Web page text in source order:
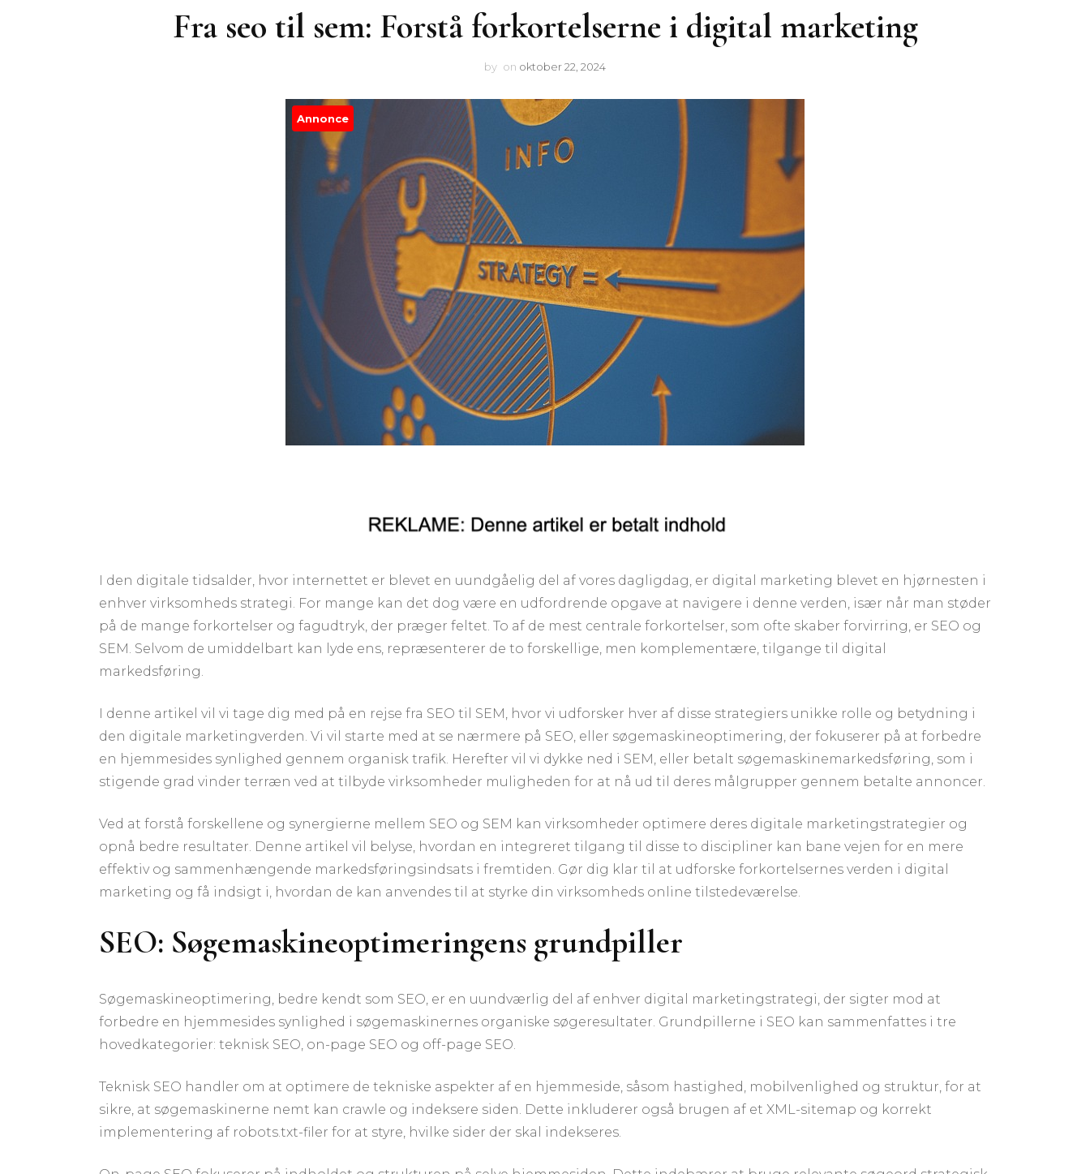
Fra seo til sem: Forstå forkortelserne i digital marketing
by on oktober 22, 2024
Annonce
I den digitale tidsalder, hvor internettet er blevet en uundgåelig del af vores dagligdag, er digital marketing blevet en hjørnesten i
enhver virksomheds strategi. For mange kan det dog være en udfordrende opgave at navigere i denne verden, især når man støder
på de mange forkortelser og fagudtryk, der præger feltet. To af de mest centrale forkortelser, som ofte skaber forvirring, er SEO og
SEM. Selvom de umiddelbart kan lyde ens, repræsenterer de to forskellige, men komplementære, tilgange til digital
markedsføring.
I denne artikel vil vi tage dig med på en rejse fra SEO til SEM, hvor vi udforsker hver af disse strategiers unikke rolle og betydning i
den digitale marketingverden. Vi vil starte med at se nærmere på SEO, eller søgemaskineoptimering, der fokuserer på at forbedre
en hjemmesides synlighed gennem organisk trafik. Herefter vil vi dykke ned i SEM, eller betalt søgemaskinemarkedsføring, som i
stigende grad vinder terræn ved at tilbyde virksomheder muligheden for at nå ud til deres målgrupper gennem betalte annoncer.
Ved at forstå forskellene og synergierne mellem SEO og SEM kan virksomheder optimere deres digitale marketingstrategier og
opnå bedre resultater. Denne artikel vil belyse, hvordan en integreret tilgang til disse to discipliner kan bane vejen for en mere
effektiv og sammenhængende markedsføringsindsats i fremtiden. Gør dig klar til at udforske forkortelsernes verden i digital
marketing og få indsigt i, hvordan de kan anvendes til at styrke din virksomheds online tilstedeværelse.
SEO: Søgemaskineoptimeringens grundpiller
Søgemaskineoptimering, bedre kendt som SEO, er en uundværlig del af enhver digital marketingstrategi, der sigter mod at
forbedre en hjemmesides synlighed i søgemaskinernes organiske søgeresultater. Grundpillerne i SEO kan sammenfattes i tre
hovedkategorier: teknisk SEO, on-page SEO og off-page SEO.
Teknisk SEO handler om at optimere de tekniske aspekter af en hjemmeside, såsom hastighed, mobilvenlighed og struktur, for at
sikre, at søgemaskinerne nemt kan crawle og indeksere siden. Dette inkluderer også brugen af et XML-sitemap og korrekt
implementering af robots.txt-filer for at styre, hvilke sider der skal indekseres.